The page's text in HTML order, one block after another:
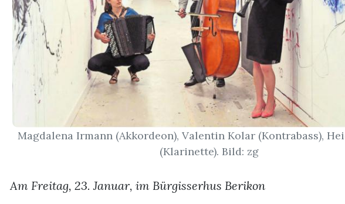
Magdalena Irmann (Akkordeon), Valentin Kolar (Kontrabass),
(Klarinette). Bild: zg
Am Freitag, 23. Januar, im Bürgisserhus Berikon